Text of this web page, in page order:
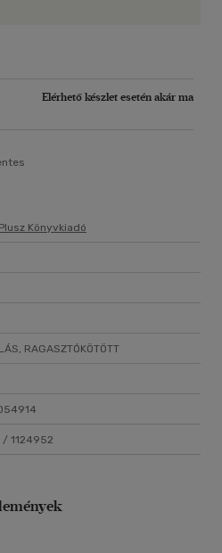
Elérhető készlet esetén akár ma
Könyvkiadó
RAGASZTÓKÖTÖTT
1124952